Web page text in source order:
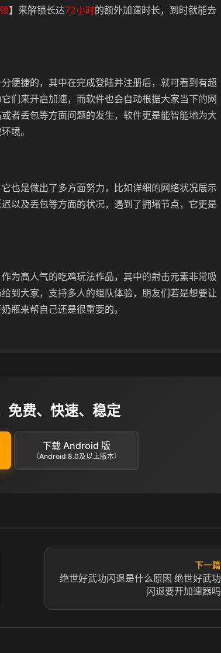
】来解锁长达72小时的额外加速时长，到时就能去
便捷的，其中在完成登陆并注册后，就可看到有超
们来开启加速，而软件也会自动根据大家当下的网
者丢包等方面问题的发生，软件更是能智能地为大
境。
也是做出了多方面努力，比如详细的网络状况展示
以及丢包等方面的状况，遇到了拥堵节点，它更是
为高人气的吃鸡玩法作品，其中的射击元素非常吸
到大家，支持多人的组队体验，朋友们若是想要让
瓶来帮自己还是很重要的。
免费、快速、稳定
下载 Android 版
（Android 8.0及以上版本）
下一篇
绝世好武功闪退是什么原因 绝世好武功
闪退要开加速器吗